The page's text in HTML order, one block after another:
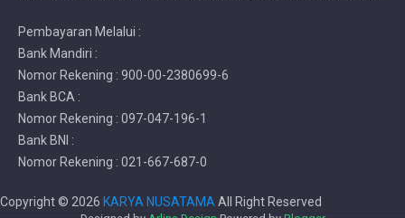
Pembayaran Melalui :
Bank Mandiri :
Nomor Rekening : 900-00-2380699-6
Bank BCA :
Nomor Rekening : 097-047-196-1
Bank BNI :
Nomor Rekening : 021-667-687-0
Copyright © 2026 KARYA NUSATAMA All Right Reserved